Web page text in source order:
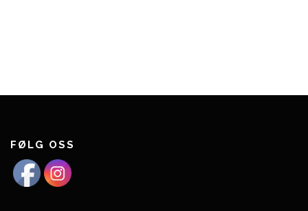
FØLG OSS